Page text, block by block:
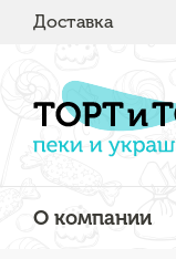
Доставка
О компании